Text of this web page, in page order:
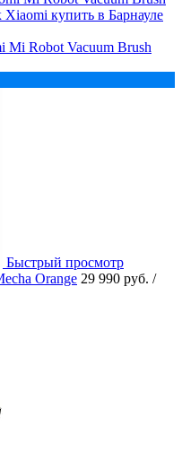
Robot Vacuum Brush
Быстрый просмотр
Orange 29 990 руб. /